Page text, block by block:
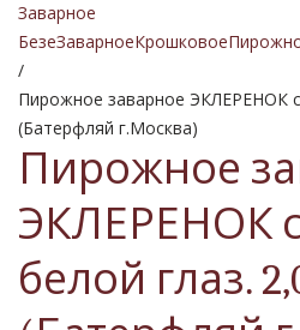
Заварное
БезеЗаварноеКрошковое
/
Пирожное заварное ЭКЛЕРЕНОК
(Батерфляй г.Москва)
Пирожное
ЭКЛЕРЕНОК
белой глаз.